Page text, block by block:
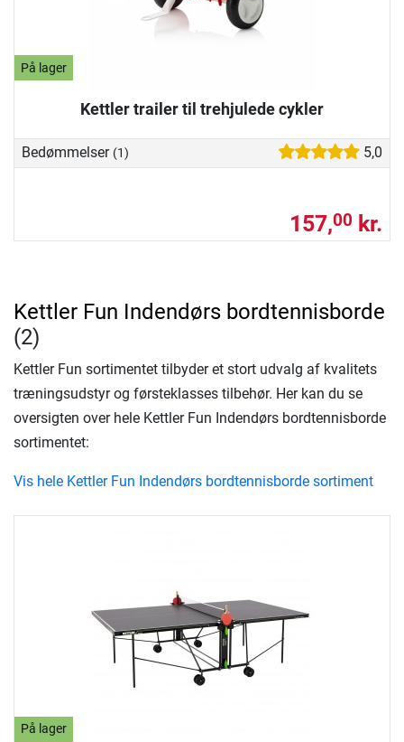
På lager
Kettler trailer til trehjulede cykler
Bedømmelser (1) 5,0
157,00 kr.
På lager
Kettler Fun Indendørs bordtennisborde
(2)
Kettler Fun sortimentet tilbyder et stort udvalg af kvalitets
træningsudstyr og førsteklasses tilbehør. Her kan du se
oversigten over hele Kettler Fun Indendørs bordtennisborde
sortimentet:
Vis hele Kettler Fun Indendørs bordtennisborde sortiment